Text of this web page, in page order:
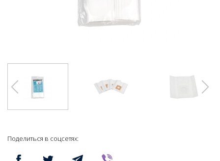
Поделиться в соцсетях: